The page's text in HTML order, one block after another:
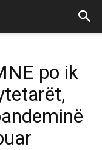
po ik